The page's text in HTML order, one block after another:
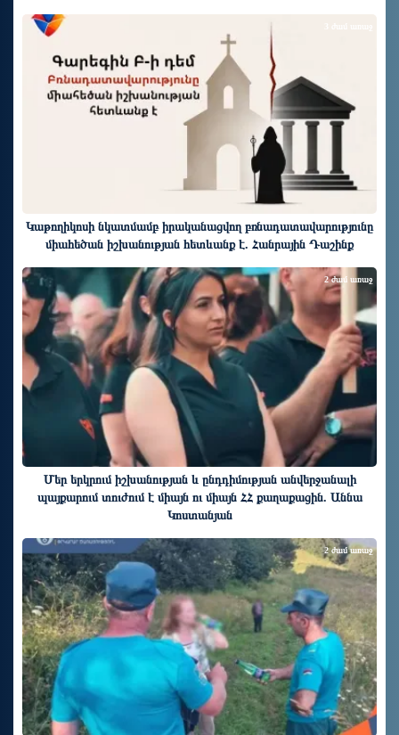
Կաթողիկոսի նկատմամբ իրականացվող բռնադատավարությունը
միահեծան իշխանության հետևանք է. Հանրային Դաշինք
Մեր երկրում իշխանության և ընդդիմության անվերջանալի
պայքարում տուժում է միայն ու միայն ՀՀ քաղաքացին. Աննա
Կոստանյան
2 ժամ առաջ
2 ժամ առաջ